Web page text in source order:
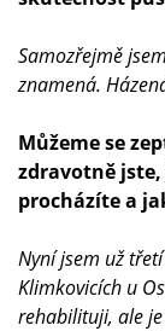
Samozřejmě
znamená.
Můžeme se
zdravotně
procházíte a
Nyní jsem už
Klimkovicích u
rehabilituji, ale